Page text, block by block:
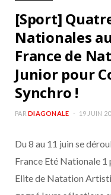
[Sport]
Nationales
France de
Junior pour
Synchro !
PAR DIAGONALE 19 JUIN
Du 8 au 11 juin se
France Eté Nationale 1
Elite de Natation